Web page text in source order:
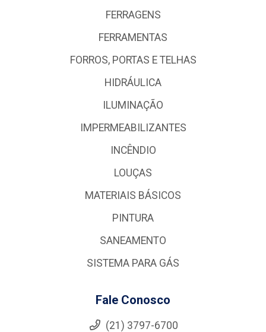
FERRAGENS
FERRAMENTAS
FORROS, PORTAS E TELHAS
HIDRÁULICA
ILUMINAÇÃO
IMPERMEABILIZANTES
INCÊNDIO
LOUÇAS
MATERIAIS BÁSICOS
PINTURA
SANEAMENTO
SISTEMA PARA GÁS
Fale Conosco
(21) 3797-6700